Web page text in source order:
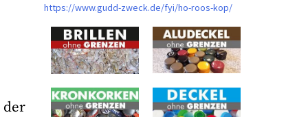
der
https://www.gudd-zweck.de/fyi/ho-roos-kop/